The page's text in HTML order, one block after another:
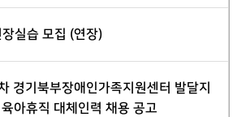
실습 모집 (연장)
경기북부장애인가족지원센터 발달지
아휴직 대체인력 채용 공고